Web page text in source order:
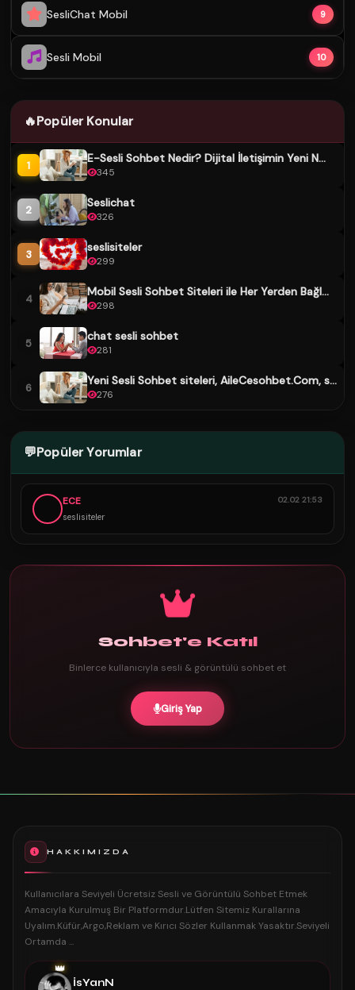
SesliChat Mobil 9
Sesli Mobil 10
🔥Popüler Konular
1 E-Sesli Sohbet Nedir? Dijital İletişimin Yeni N...
345
2 Seslichat
326
3 seslisiteler
299
4 Mobil Sesli Sohbet Siteleri ile Her Yerden Bağl...
298
5 chat sesli sohbet
281
6 Yeni Sesli Sohbet siteleri, AileCesohbet.Com, s...
276
💬Popüler Yorumlar
ECE
seslisiteler
02.02 21:53
Sohbet'e Katıl
Binlerce kullanıcıyla sesli & görüntülü sohbet et
Giriş Yap
HAKKIMIZDA
Kullanıcılara Seviyeli Ücretsiz Sesli ve Görüntülü Sohbet Etmek
Amacıyla Kurulmuş Bir Platformdur.Lütfen Sitemiz Kurallarına
Uyalım.Küfür,Argo,Reklam ve Kırıcı Sözler Kullanmak Yasaktır.Seviyeli
Ortamda ...
👑
İsYanN